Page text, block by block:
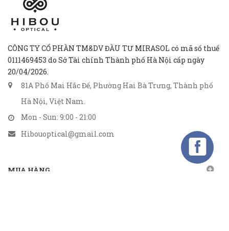
CÔNG TY CỔ PHẦN TM&DV ĐẦU TƯ MIRASOL có mã số thuế
0111469453 do Sở Tài chính Thành phố Hà Nội cấp ngày
20/04/2026.
81A Phố Mai Hắc Đế, Phường Hai Bà Trưng, Thành phố
Hà Nội, Việt Nam.
Mon - Sun: 9:00 - 21:00
Hibouoptical@gmail.com
MUA HÀNG